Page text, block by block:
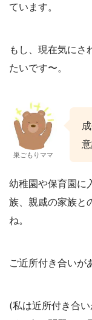
ています。
もし、現在気にさ
たいです〜。
巣ごもりママ
幼稚園や保育園に
族、親戚の家族と
ね。
ご近所付き合いが
(私は近所付き合